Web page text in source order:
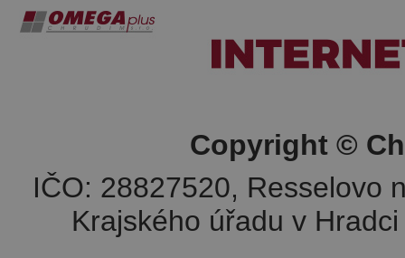
Copyright ©
IČO: 28827520, Resselovo
Krajského úřadu v